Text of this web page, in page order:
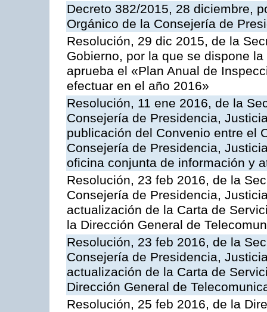
Decreto 382/2015, 28 diciembre,
Orgánico de la Consejería de
Resolución, 29 dic 2015, de la
Gobierno, por la que se dispone
aprueba el «Plan Anual de
efectuar en el año 2016»
Resolución, 11 ene 2016, de la
Consejería de Presidencia,
publicación del Convenio entre el
Consejería de Presidencia,
oficina conjunta de información y
Resolución, 23 feb 2016, de la
Consejería de Presidencia,
actualización de la Carta de
la Dirección General de
Resolución, 23 feb 2016, de la
Consejería de Presidencia,
actualización de la Carta de
Dirección General de
Resolución, 25 feb 2016, de la